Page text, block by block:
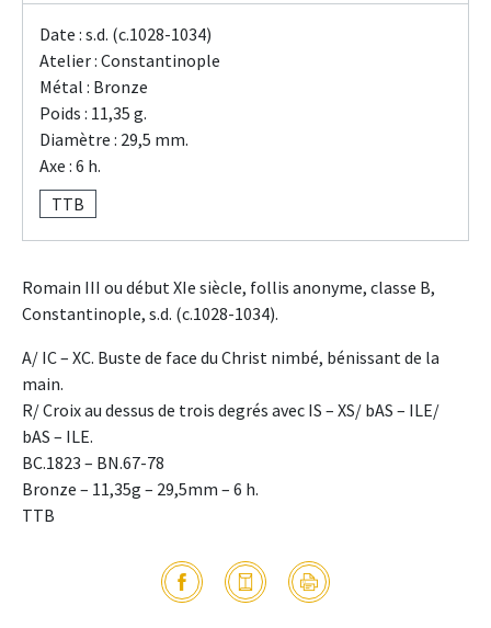
Date : s.d. (c.1028-1034)
Atelier : Constantinople
Métal : Bronze
Poids : 11,35 g.
Diamètre : 29,5 mm.
Axe : 6 h.
TTB
Romain III ou début XIe siècle, follis anonyme, classe B,
Constantinople, s.d. (c.1028-1034).
A/ IC – XC. Buste de face du Christ nimbé, bénissant de la
main.
R/ Croix au dessus de trois degrés avec IS – XS/ bAS – ILE/
bAS – ILE.
BC.1823 – BN.67-78
Bronze – 11,35g – 29,5mm – 6 h.
TTB